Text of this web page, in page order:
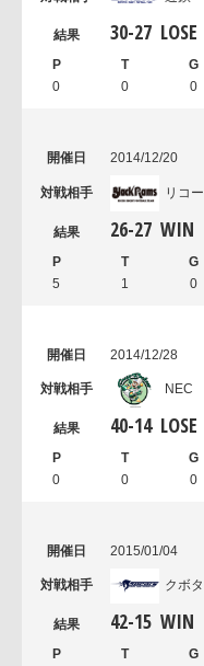
30-27 LOSE
0 0 0
2014/12/20
リコー
26-27 WIN
5 1 0
2014/12/28
NEC
40-14 LOSE
0 0 0
2015/01/04
クボタ
42-15 WIN